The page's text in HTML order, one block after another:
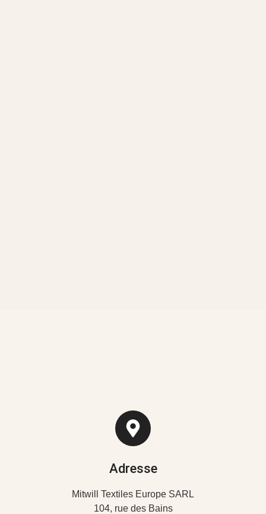
Adresse
Mitwill Textiles Europe SARL
104, rue des Bains